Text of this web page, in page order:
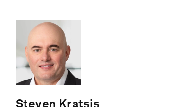
Steven Kratsis